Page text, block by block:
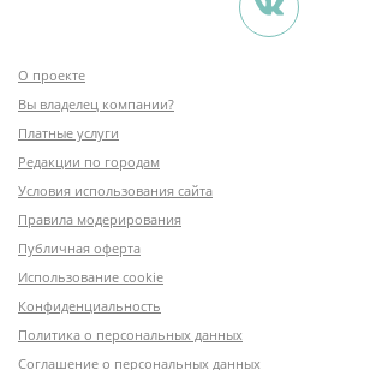
О проекте
Вы владелец компании?
Платные услуги
Редакции по городам
Условия использования сайта
Правила модерирования
Публичная оферта
Использование cookie
Конфиденциальность
Политика о персональных данных
Соглашение о персональных данных